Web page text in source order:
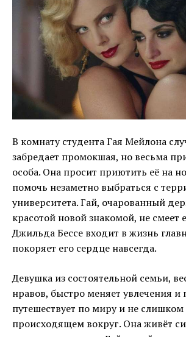
В комнату студента Гая Мейлона
забредает промокшая, но весьма
особа. Она просит приютить её на
помочь незаметно выбраться с
университета. Гай, очарованный
красотой новой знакомой, не смеет
Джильда Бессе входит в жизнь
покоряет его сердце навсегда.
Девушка из состоятельной семьи,
нравов, быстро меняет увлечения и
путешествует по миру и не слишком
происходящем вокруг. Она живёт